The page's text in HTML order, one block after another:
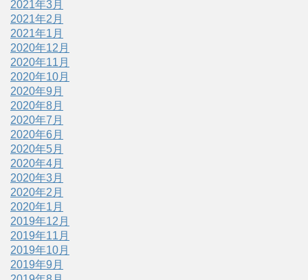
2021年3月
2021年2月
2021年1月
2020年12月
2020年11月
2020年10月
2020年9月
2020年8月
2020年7月
2020年6月
2020年5月
2020年4月
2020年3月
2020年2月
2020年1月
2019年12月
2019年11月
2019年10月
2019年9月